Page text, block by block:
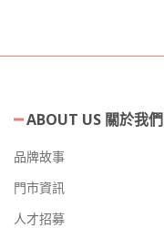
ABOUT US 關於我們
品牌故事
門市資訊
人才招募